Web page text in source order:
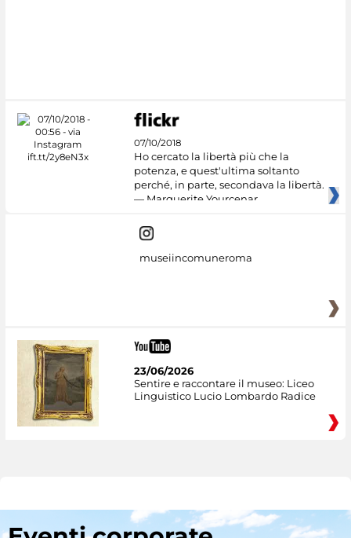
07/10/2018
Ho cercato la libertà più che la
potenza, e quest'ultima soltanto
perché, in parte, secondava la libertà.
— Marguerite Yourcenar
museiincomuneroma
23/06/2026
Sentire e raccontare il museo: Liceo
Linguistico Lucio Lombardo Radice